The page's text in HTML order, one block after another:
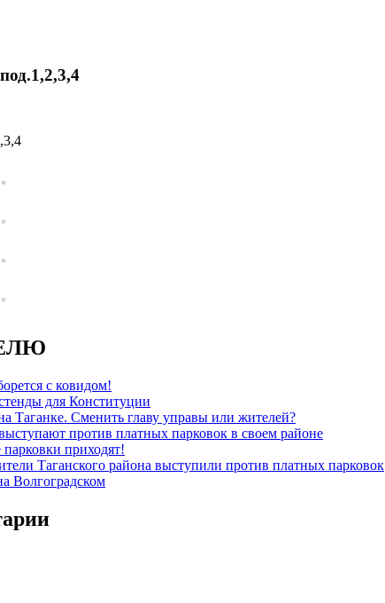
с ковидом!
для Конституции
Таганке. Сменить главу управы или жителей?
против платных парковок в своем районе
приходят!
Таганского района выступили против платных парковок
Волгоградском